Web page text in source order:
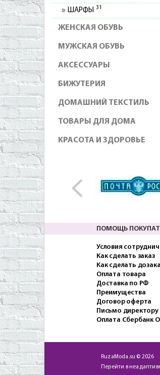
ШАРФЫ 31
ЖЕНСКАЯ ОБУВЬ
МУЖСКАЯ ОБУВЬ
АКСЕССУАРЫ
БИЖУТЕРИЯ
ДОМАШНИЙ ТЕКСТИЛЬ
ТОВАРЫ ДЛЯ ДОМА
КРАСОТА И ЗДОРОВЬЕ
ПОМОЩЬ
Условия
Как сделать заказ
Как сделать
Оплата товара
Доставка по РФ
Преимущества
Договор оферта
Письмо директору
Оплата Сбербанк
RuzaModa.su © 2026
Перейти в